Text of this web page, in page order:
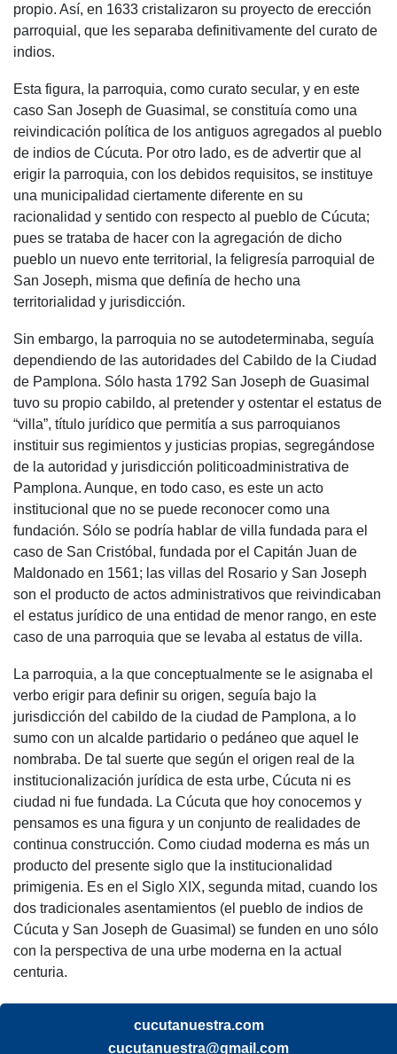
propio. Así, en 1633 cristalizaron su proyecto de erección
parroquial, que les separaba definitivamente del curato de
indios.
Esta figura, la parroquia, como curato secular, y en este
caso San Joseph de Guasimal, se constituía como una
reivindicación política de los antiguos agregados al pueblo
de indios de Cúcuta. Por otro lado, es de advertir que al
erigir la parroquia, con los debidos requisitos, se instituye
una municipalidad ciertamente diferente en su
racionalidad y sentido con respecto al pueblo de Cúcuta;
pues se trataba de hacer con la agregación de dicho
pueblo un nuevo ente territorial, la feligresía parroquial de
San Joseph, misma que definía de hecho una
territorialidad y jurisdicción.
Sin embargo, la parroquia no se autodeterminaba, seguía
dependiendo de las autoridades del Cabildo de la Ciudad
de Pamplona. Sólo hasta 1792 San Joseph de Guasimal
tuvo su propio cabildo, al pretender y ostentar el estatus de
“villa”, título jurídico que permitía a sus parroquianos
instituir sus regimientos y justicias propias, segregándose
de la autoridad y jurisdicción politicoadministrativa de
Pamplona. Aunque, en todo caso, es este un acto
institucional que no se puede reconocer como una
fundación. Sólo se podría hablar de villa fundada para el
caso de San Cristóbal, fundada por el Capitán Juan de
Maldonado en 1561; las villas del Rosario y San Joseph
son el producto de actos administrativos que reivindicaban
el estatus jurídico de una entidad de menor rango, en este
caso de una parroquia que se levaba al estatus de villa.
La parroquia, a la que conceptualmente se le asignaba el
verbo erigir para definir su origen, seguía bajo la
jurisdicción del cabildo de la ciudad de Pamplona, a lo
sumo con un alcalde partidario o pedáneo que aquel le
nombraba. De tal suerte que según el origen real de la
institucionalización jurídica de esta urbe, Cúcuta ni es
ciudad ni fue fundada. La Cúcuta que hoy conocemos y
pensamos es una figura y un conjunto de realidades de
continua construcción. Como ciudad moderna es más un
producto del presente siglo que la institucionalidad
primigenia. Es en el Siglo XIX, segunda mitad, cuando los
dos tradicionales asentamientos (el pueblo de indios de
Cúcuta y San Joseph de Guasimal) se funden en uno sólo
con la perspectiva de una urbe moderna en la actual
centuria.
cucutanuestra.com
cucutanuestra@gmail.com